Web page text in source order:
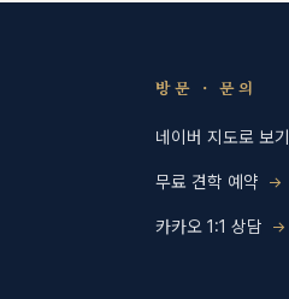
방문 · 문의
네이버 지도로 보기
무료 견학 예약
카카오 1:1 상담